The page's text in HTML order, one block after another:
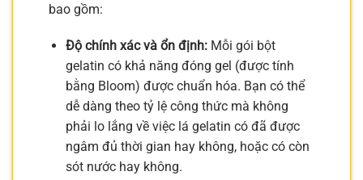
bao gồm:
Độ chính xác và ổn định:Mỗi gói bột
gelatin có khả năng đóng gel (được tính
bằng Bloom) được chuẩn hóa. Bạn có thể
dễ dàng theo tỷ lệ công thức mà không
phải lo lắng về việc lá gelatin có đã được
ngâm đủ thời gian hay không, hoặc có còn
sót nước hay không.